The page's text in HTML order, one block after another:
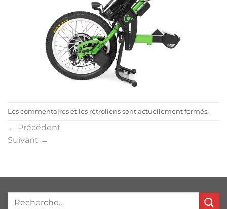
Les commentaires et les rétroliens sont actuellement fermés.
← Précédent
Suivant →